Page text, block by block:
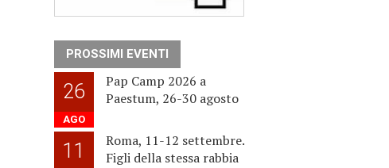
PROSSIMI EVENTI
26
AGO
Pap Camp 2026 a
Paestum, 26-30 agosto
11
Roma, 11-12 settembre.
Figli della stessa rabbia